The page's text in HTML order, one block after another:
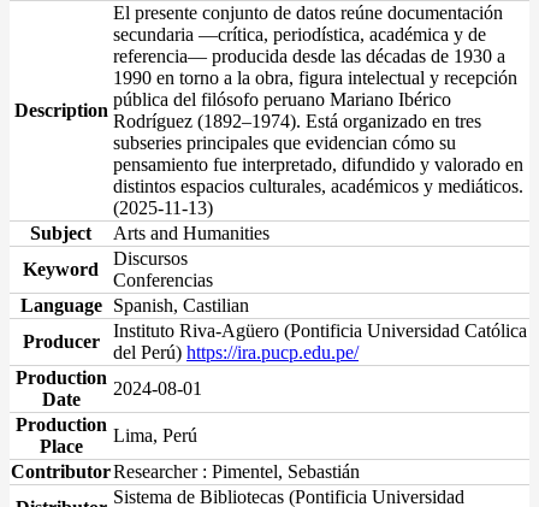
Description
El presente conjunto de datos reúne documentación
secundaria —crítica, periodística, académica y de
referencia— producida desde las décadas de 1930 a
1990 en torno a la obra, figura intelectual y recepción
pública del filósofo peruano Mariano Ibérico
Rodríguez (1892–1974). Está organizado en tres
subseries principales que evidencian cómo su
pensamiento fue interpretado, difundido y valorado en
distintos espacios culturales, académicos y mediáticos.
(2025-11-13)
Subject
Arts and Humanities
Keyword
Discursos
Conferencias
Language
Spanish, Castilian
Producer
Instituto Riva-Agüero (Pontificia Universidad Católica
del Perú) https://ira.pucp.edu.pe/
Production
Date
2024-08-01
Production
Place
Lima, Perú
ContributorResearcher : Pimentel, Sebastián
Sistema de Bibliotecas (Pontificia Universidad